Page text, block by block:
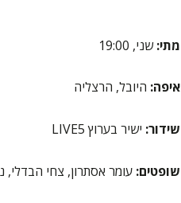
מתי:שני, 19:00
איפה: היובל, הרצליה
שידור: ישיר בערוץ LIVE5
שופטים: עומר אסתרון, צחי הבדלי,